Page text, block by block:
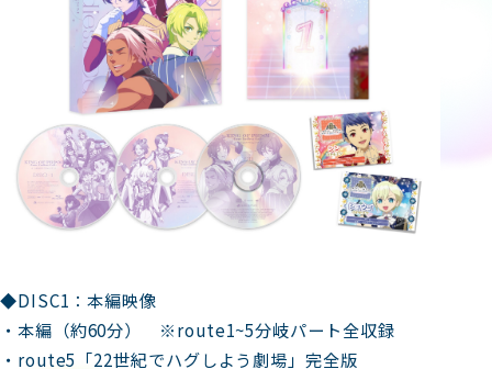
◆DISC1：本編映像
・本編（約60分） ※route1~5分岐パート全収録
・route5「22世紀でハグしよう劇場」完全版